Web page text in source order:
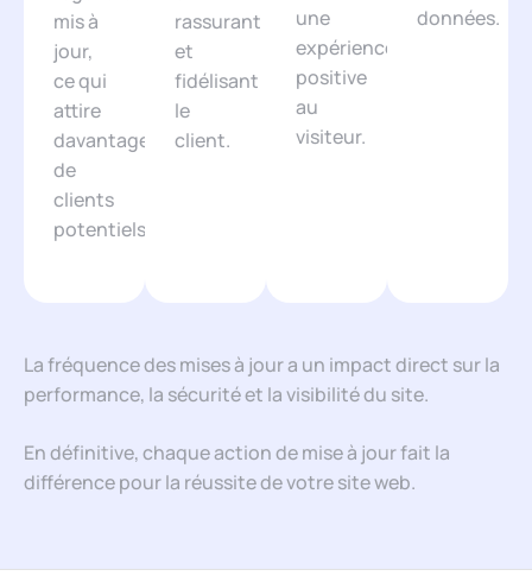
mis à
jour,
ce qui
attire
davantage
de
clients
potentiels.
rassurant
et
fidélisant
le
client.
une
expérience
positive
au
visiteur.
données.
La fréquence des mises à jour a un impact direct sur la
performance, la sécurité et la visibilité du site.
En définitive, chaque action de mise à jour fait la
différence pour la réussite de votre site web.